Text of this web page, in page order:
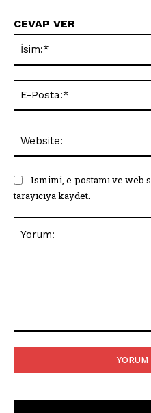
CEVAP VER
Ismimi, e-postamı ve web
tarayıcıya kaydet.